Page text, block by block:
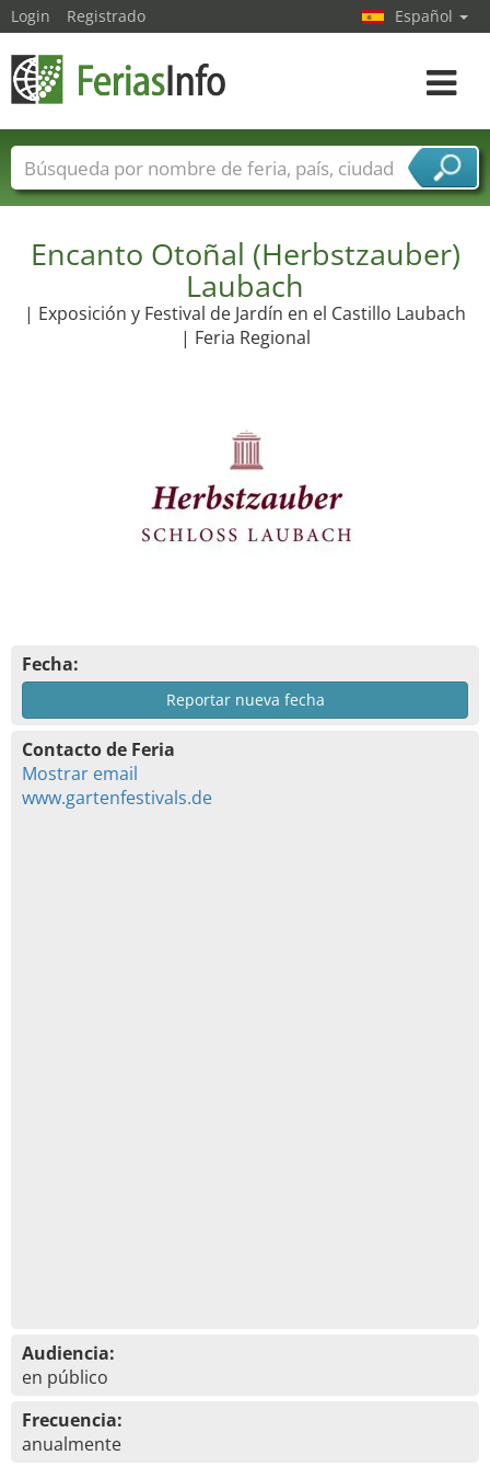
Encanto Otoñal (Herbstzauber)
Laubach
| Exposición y Festival de Jardín en el Castillo Laubach
| Feria Regional
Fecha:
Reportar nueva fecha
Contacto de Feria
Mostrar email
www.gartenfestivals.de
Audiencia:
en público
Frecuencia:
anualmente
Login Registrado Español
toggle
Nombres de ferias Países
Ciudades
Sectores de proveedor de servicios